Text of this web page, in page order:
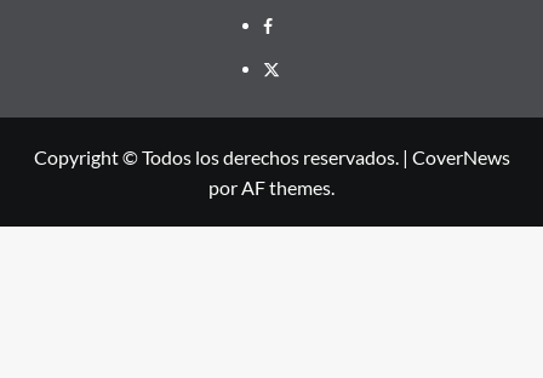
Facebook
X
Copyright © Todos los derechos reservados. | CoverNews
por AF themes.